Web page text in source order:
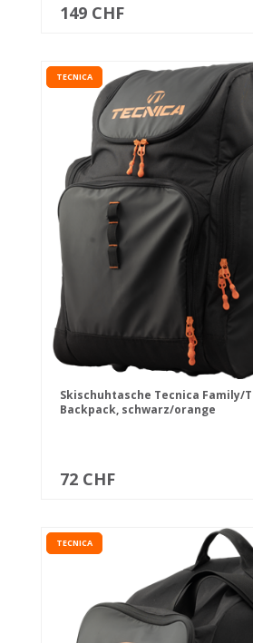
149 CHF
TECNICA
Skischuhtasche Tecnica Family/
Backpack, schwarz/orange
72 CHF
TECNICA